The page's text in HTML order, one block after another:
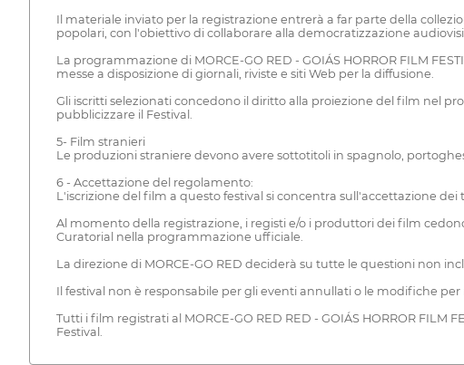
Il materiale inviato per la registrazione entrerà a far parte della
popolari, con l'obiettivo di collaborare alla democratizzazione
La programmazione di MORCE-GO RED - GOIÁS HORROR FILM
messe a disposizione di giornali, riviste e siti Web per la diffusione.
Gli iscritti selezionati concedono il diritto alla proiezione del film nel
pubblicizzare il Festival.
5- Film stranieri
Le produzioni straniere devono avere sottotitoli in spagnolo,
6 - Accettazione del regolamento:
L'iscrizione del film a questo festival si concentra sull'accettazione
Al momento della registrazione, i registi e/o i produttori dei film
Curatorial nella programmazione ufficiale.
La direzione di MORCE-GO RED deciderà su tutte le questioni non
Il festival non è responsabile per gli eventi annullati o le modifiche
Tutti i film registrati al MORCE-GO RED RED - GOIÁS HORROR
Festival.